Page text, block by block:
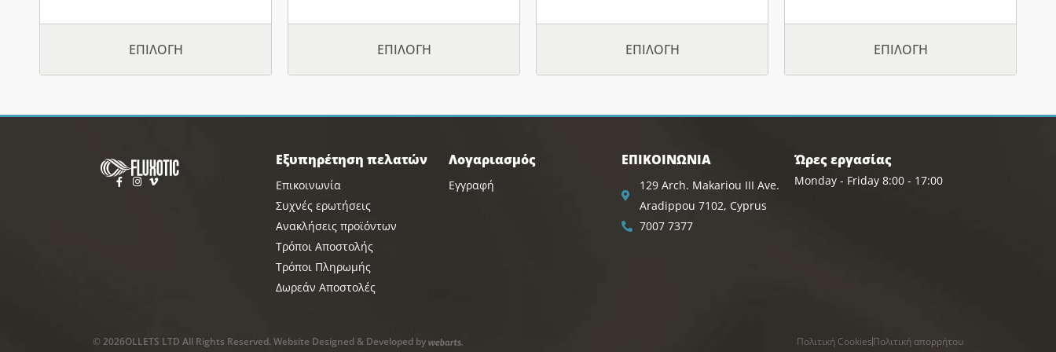
ΕΠΙΛΟΓΉ ΕΠΙΛΟΓΉ ΕΠΙΛΟΓΉ ΕΠΙΛΟΓΉ
Εξυπηρέτηση πελατών
Επικοινωνία
Συχνές ερωτήσεις
Ανακλήσεις προϊόντων
Τρόποι Αποστολής
Τρόποι Πληρωμής
Δωρεάν Αποστολές
Λογαριασμός
Εγγραφή
ΕΠΙΚΟΙΝΩΝΙΑ
129 Arch. Makariou III Ave.
Aradippou 7102, Cyprus
7007 7377
Ώρες εργασίας
Monday - Friday 8:00 - 17:00
© 2026OLLETS LTD All Rights Reserved. Website Designed & Developed by Πολιτική CookiesΠολιτική απορρήτου